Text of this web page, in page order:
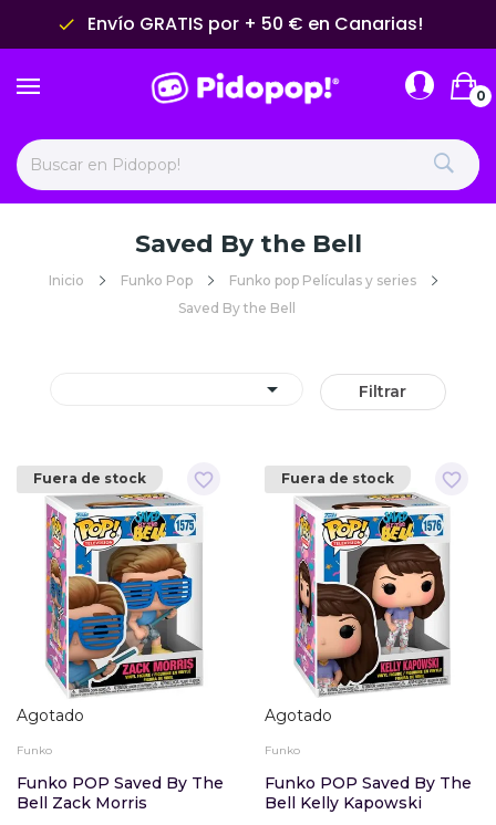
done Envío GRATIS por + 50 € en Canarias!
0
Saved By the Bell
Inicio Funko Pop
Funko pop Películas y series
Saved By the Bell
 Filtrar
favorite_border
Fuera de stock
Agotado
Funko
Funko POP Saved By The
Bell Zack Morris
favorite_border
Fuera de stock
Agotado
Funko
Funko POP Saved By The
Bell Kelly Kapowski